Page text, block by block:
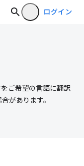
ログイン
ご希望の言語に翻訳
があります。